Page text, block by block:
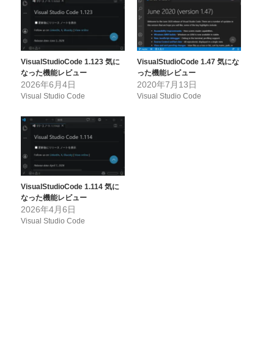
VisualStudioCode 1.123 気に
なった機能レビュー
2026年6月4日
Visual Studio Code
VisualStudioCode 1.47 気にな
った機能レビュー
2020年7月13日
Visual Studio Code
VisualStudioCode 1.114 気に
なった機能レビュー
2026年4月6日
Visual Studio Code